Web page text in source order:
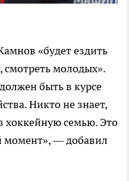
«будет ездить
смотреть молодых».
быть в курсе
Никто не знает,
хоккейную семью. Это
момент», — добавил